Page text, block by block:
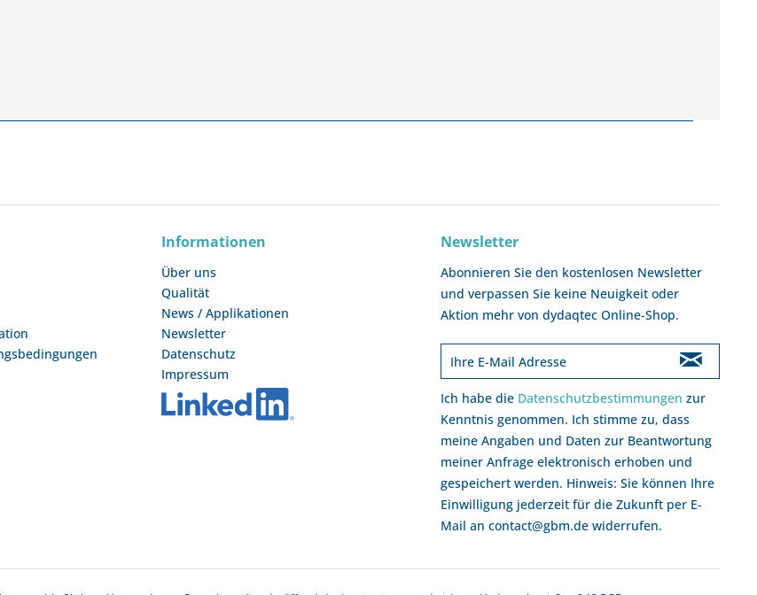
Informationen
Über uns
Qualität
News / Applikationen
Newsletter
Datenschutz
Impressum
Newsletter
Abonnieren Sie den kostenlosen Newsletter
und verpassen Sie keine Neuigkeit oder
Aktion mehr von dydaqtec Online-Shop.
Ich habe die Datenschutzbestimmungen zur
Kenntnis genommen. Ich stimme zu, dass
meine Angaben und Daten zur Beantwortung
meiner Anfrage elektronisch erhoben und
gespeichert werden. Hinweis: Sie können Ihre
Einwilligung jederzeit für die Zukunft per E-
Mail an contact@gbm.de widerrufen.